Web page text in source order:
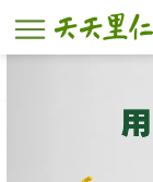
幸